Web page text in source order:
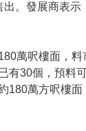
。發展商表
萬呎樓面，
30個，預料
萬方呎樓